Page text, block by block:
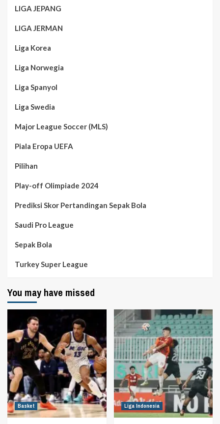
LIGA JEPANG
LIGA JERMAN
Liga Korea
Liga Norwegia
Liga Spanyol
Liga Swedia
Major League Soccer (MLS)
Piala Eropa UEFA
Pilihan
Play-off Olimpiade 2024
Prediksi Skor Pertandingan Sepak Bola
Saudi Pro League
Sepak Bola
Turkey Super League
You may have missed
Basket Liga Indonesia